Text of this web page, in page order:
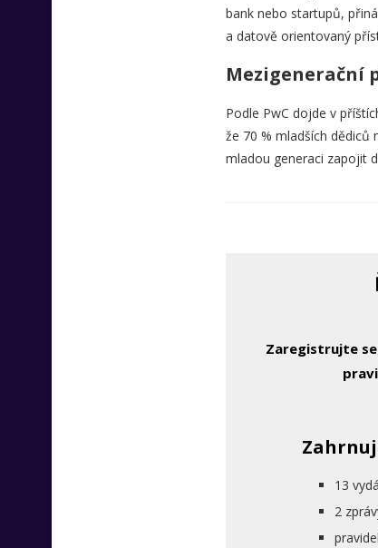
bank nebo startupů,
a datově orientovaný
Mezigenerační
Podle PwC dojde v
že 70 % mladších
mladou generaci zapojit
Zaregistrujte se
13
2